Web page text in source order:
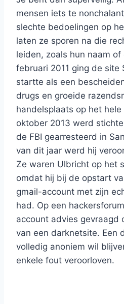
mensen iets te
slechte bedoelingen op
laten ze sporen na die
leiden, zoals hun naam
februari 2011 ging de site
startte als een
drugs en groeide
handelsplaats op het
oktober 2013 werd
de FBI gearresteerd in
van dit jaar werd hij
Ze waren Ulbricht op het
omdat hij bij de opstart
gmail-account met zijn
had. Op een
account advies gevraagd
van een darknetsite. Een
volledig anoniem wil
enkele fout veroorloven.